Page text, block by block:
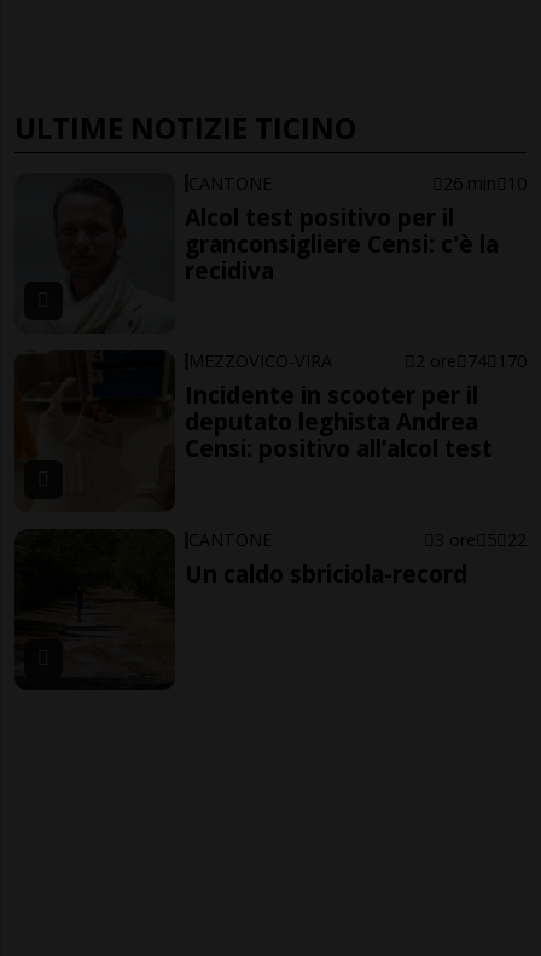
ULTIME NOTIZIE TICINO
CANTONE 26 min 10
Alcol test positivo per il
granconsigliere Censi: c'è la
recidiva
MEZZOVICO-VIRA 2 ore 74 170
Incidente in scooter per il
deputato leghista Andrea
Censi: positivo all’alcol test
CANTONE 3 ore 5 22
Un caldo sbriciola-record